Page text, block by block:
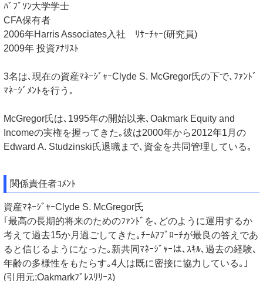
ﾊﾞﾌﾞｿﾝ大学学士
CFA保有者
2006年Harris Associates入社 ﾘｻｰﾁｬｰ(研究員)
2009年 投資ｱﾅﾘｽﾄ
3名は､現在の資産ﾏﾈｰｼﾞｬｰClyde S. McGregor氏の下で､ﾌｧﾝﾄﾞ
ﾏﾈｰｼﾞﾒﾝﾄを行う｡
McGregor氏は､1995年の開始以来､Oakmark Equity and
Incomeの実権を握ってきた｡彼は2000年から2012年1月の
Edward A. Studzinski氏退職まで､資金を共同管理している｡
関係責任者ｺﾒﾝﾄ
資産ﾏﾈｰｼﾞｬｰClyde S. McGregor氏
｢最高の長期的将来のためのﾌｧﾝﾄﾞを､どのように運用するか
考えて過去15か月過ごしてきた｡ﾁｰﾑｱﾌﾟﾛｰﾁが最良の答えであ
ると信じるようになった｡新共同ﾏﾈｰｼﾞｬｰは､ｽｷﾙ､過去の経験､
年齢の多様性をもたらす｡4人は既に密接に協力している｡｣
(引用元;Oakmarkﾌﾟﾚｽﾘﾘｰｽ)